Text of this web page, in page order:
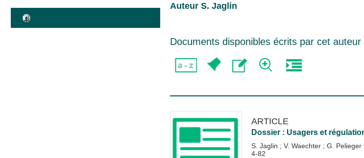
Auteur S. Jaglin
Documents disponibles écrits par cet auteur
ARTICLE
Dossier : Usagers et
S. Jaglin ; V. Waechter ; G. Pelieger
4-82